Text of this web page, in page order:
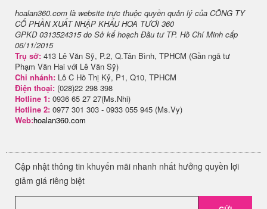
hoalan360.com là website trực thuộc quyền quản lý của CÔNG TY
CỔ PHẦN XUẤT NHẬP KHẨU HOA TƯƠI 360
GPKD 0313524315 do Sở kế hoạch Đầu tư TP. Hồ Chí Minh cấp
06/11/2015
Trụ sở: 413 Lê Văn Sỹ, P.2, Q.Tân Bình, TPHCM (Gần ngã tư
Phạm Văn Hai với Lê Văn Sỹ)
Chi nhánh: Lô C Hồ Thị Kỷ, P1, Q10, TPHCM
Điện thoại: (028)22 298 398
Hotline 1: 0936 65 27 27(Ms.Nhi)
Hotline 2: 0977 301 303 - 0933 055 945 (Ms.Vy)
Web:hoalan360.com
Cập nhật thông tin khuyến mãi nhanh nhất hưởng quyền lợi
giảm giá riêng biệt